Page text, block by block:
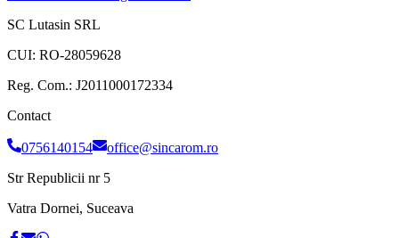
SC Lutasin SRL
CUI: RO-28059628
Reg. Com.: J2011000172334
Contact
0756140154
office@sincarom.ro
Str Republicii nr 5
Vatra Dornei, Suceava